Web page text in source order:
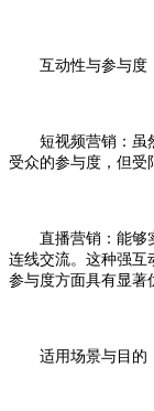
互动性与参与度
短视频营销：虽然
受众的参与度，但受
直播营销：能够实
连线交流。这种强互
参与度方面具有显著
适用场景与目的